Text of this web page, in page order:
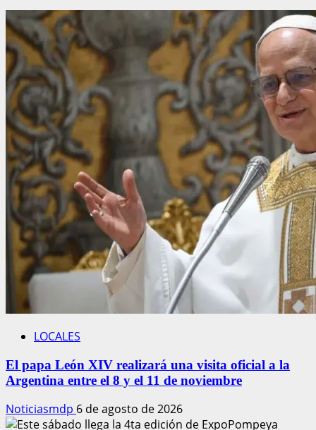
LOCALES
El papa León XIV realizará una visita oficial a la
Argentina entre el 8 y el 11 de noviembre
Noticiasmdp 6 de agosto de 2026